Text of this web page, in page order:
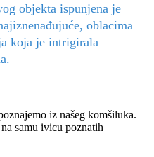
objekta ispunjena je
oblacima
koja je intrigirala
iz našeg komšiluka.
samu ivicu poznatih